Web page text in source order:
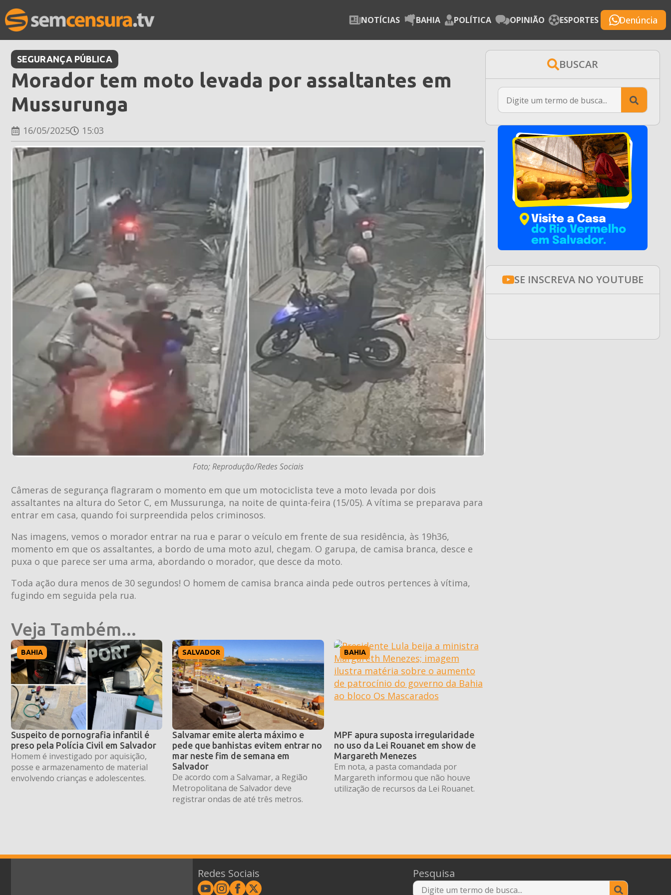
NOTÍCIAS BAHIA POLÍTICA OPINIÃO ESPORTES Denúncia
SEGURANÇA PÚBLICA
Morador tem moto levada por assaltantes em
Mussurunga
16/05/2025 15:03
Foto; Reprodução/Redes Sociais
Câmeras de segurança flagraram o momento em que um motociclista teve a moto levada por dois
assaltantes na altura do Setor C, em Mussurunga, na noite de quinta-feira (15/05). A vítima se preparava para
entrar em casa, quando foi surpreendida pelos criminosos.
Nas imagens, vemos o morador entrar na rua e parar o veículo em frente de sua residência, às 19h36,
momento em que os assaltantes, a bordo de uma moto azul, chegam. O garupa, de camisa branca, desce e
puxa o que parece ser uma arma, abordando o morador, que desce da moto.
Toda ação dura menos de 30 segundos! O homem de camisa branca ainda pede outros pertences à vítima,
fugindo em seguida pela rua.
Veja Também...
BAHIA
Suspeito de pornografia infantil é
preso pela Polícia Civil em Salvador
Homem é investigado por aquisição,
posse e armazenamento de material
envolvendo crianças e adolescentes.
SALVADOR
Salvamar emite alerta máximo e
pede que banhistas evitem entrar no
mar neste fim de semana em
Salvador
De acordo com a Salvamar, a Região
Metropolitana de Salvador deve
registrar ondas de até três metros.
BAHIA
MPF apura suposta irregularidade
no uso da Lei Rouanet em show de
Margareth Menezes
Em nota, a pasta comandada por
Margareth informou que não houve
utilização de recursos da Lei Rouanet.
BUSCAR
for:
SE INSCREVA NO YOUTUBE
Redes Sociais Pesquisa
Search